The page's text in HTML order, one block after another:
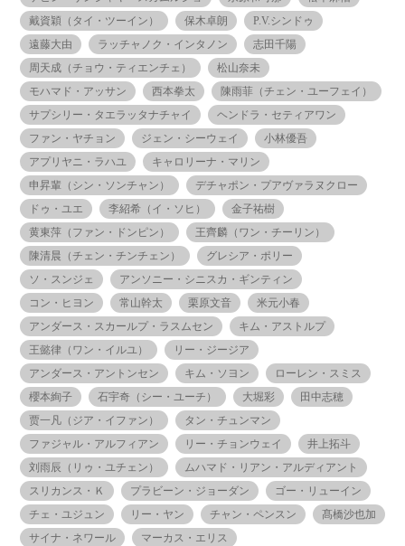
戴資穎（タイ・ツーイン）
保木卓朗
P.V.シンドゥ
遠藤大由
ラッチャノク・インタノン
志田千陽
周天成（チョウ・ティエンチェ）
松山奈未
モハマド・アッサン
西本拳太
陳雨菲（チェン・ユーフェイ）
サプシリー・タエラッタナチャイ
ヘンドラ・セティアワン
ファン・ヤチョン
ジェン・シーウェイ
小林優吾
アプリヤニ・ラハユ
キャロリーナ・マリン
申昇輩（シン・ソンチャン）
デチャポン・プアヴァラヌクロー
ドゥ・ユエ
李紹希（イ・ソヒ）
金子祐樹
黄東萍（ファン・ドンピン）
王齊麟（ワン・チーリン）
陳清晨（チェン・チンチェン）
グレシア・ポリー
ソ・スンジェ
アンソニー・シニスカ・ギンティン
コン・ヒヨン
常山幹太 栗原文音
米元小春
アンダース・スカールプ・ラスムセン
キム・アストルプ
王懿律（ワン・イルユ）
リー・ジージア
アンダース・アントンセン
キム・ソヨン
ローレン・スミス
櫻本絢子
石宇奇（シー・ユーチ） 大堀彩
田中志穂
贾一凡（ジア・イファン）
タン・チュンマン
ファジャル・アルフィアン
リー・チョンウェイ
井上拓斗
刘雨辰（リゥ・ユチェン）
ムハマド・リアン・アルディアント
スリカンス・Ｋ
プラビーン・ジョーダン
ゴー・リューイン
チェ・ユジュン
リー・ヤン チャン・ペンスン
髙橋沙也加
サイナ・ネワール
マーカス・エリス